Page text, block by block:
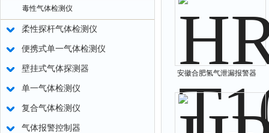
毒性气体检测仪
柔性探杆气体检测仪
便携式单一气体检测仪
壁挂式气体探测器
单一气体检测仪
复合气体检测仪
气体报警控制器
安徽合肥氢气泄漏报警器